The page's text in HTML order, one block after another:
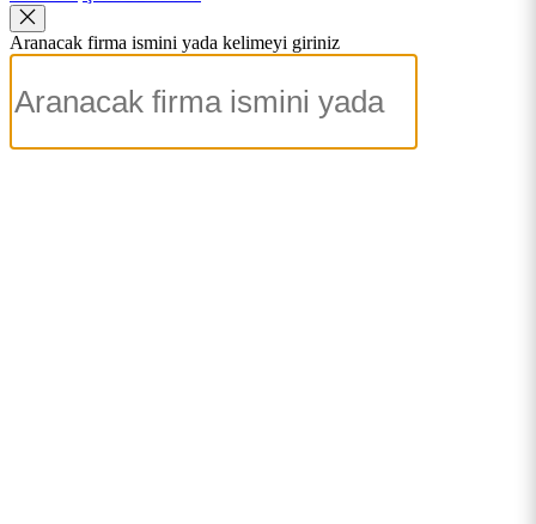
Aranacak firma ismini yada kelimeyi giriniz